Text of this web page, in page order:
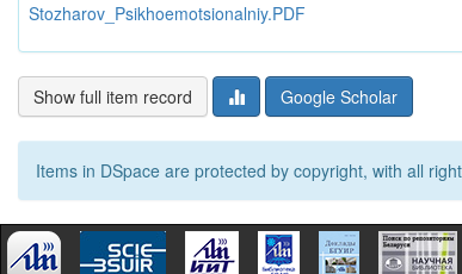
Stozharov_Psikhoemotsionalniy.PDF
Show full item record Google Scholar
Items in DSpace are protected by copyright, with all